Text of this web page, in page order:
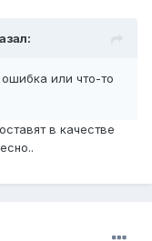
ошибка или что-то
в качестве